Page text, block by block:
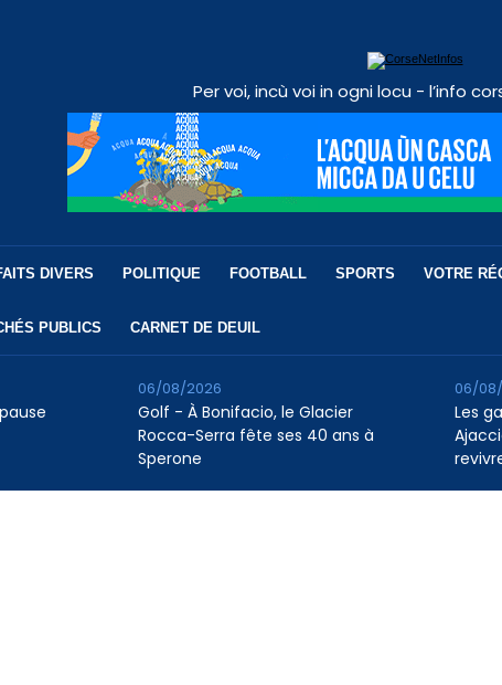
Per voi, incù voi in ogni locu - l’info
DIVERS POLITIQUE FOOTBALL SPORTS VOTRE
PUBLICS CARNET DE DEUIL
Golf - À Bonifacio, le Glacier
Rocca-Serra fête ses 40 ans à
Sperone
06/08/2026
Les
06/